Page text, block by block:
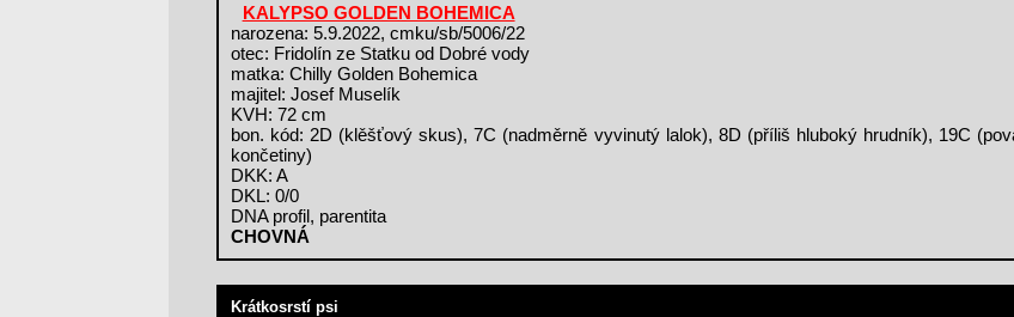
KALYPSO GOLDEN BOHEMICA
narozena: 5.9.2022, cmku/sb/5006/22
otec: Fridolín ze Statku od Dobré vody
matka: Chilly Golden Bohemica
majitel: Josef Muselík
KVH: 72 cm
bon. kód: 2D (klěšťový skus), 7C (nadměrně vyvinutý lalok), 8D (příliš hluboký hrudník), 19C
končetiny)
DKK: A
DKL: 0/0
DNA profil, parentita
CHOVNÁ
Krátkosrstí psi